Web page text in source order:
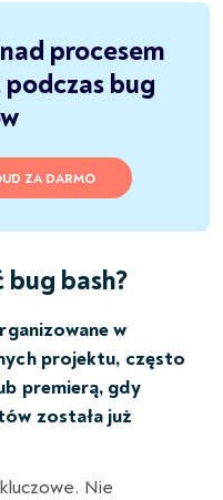
procesem
bug
ZA DARMO
bug bash?
w
projektu, często
premierą, gdy
została już
Nie